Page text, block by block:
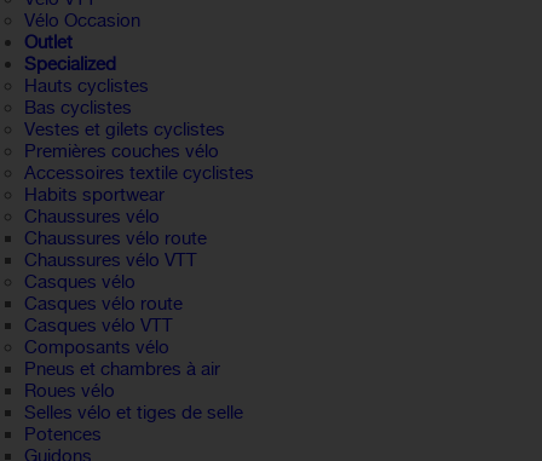
Vélo Occasion
Outlet
Specialized
Hauts cyclistes
Bas cyclistes
Vestes et gilets cyclistes
Premières couches vélo
Accessoires textile cyclistes
Habits sportwear
Chaussures vélo
Chaussures vélo route
Chaussures vélo VTT
Casques vélo
Casques vélo route
Casques vélo VTT
Composants vélo
Pneus et chambres à air
Roues vélo
Selles vélo et tiges de selle
Potences
Guidons